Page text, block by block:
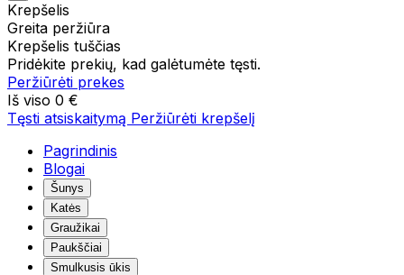
Krepšelis
Greita peržiūra
Krepšelis tuščias
Pridėkite prekių, kad galėtumėte tęsti.
Peržiūrėti prekes
Iš viso 0 €
Tęsti atsiskaitymą Peržiūrėti krepšelį
Pagrindinis
Blogai
Šunys
Katės
Graužikai
Paukščiai
Smulkusis ūkis